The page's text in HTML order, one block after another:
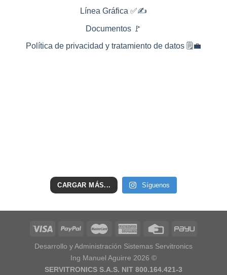
Línea Gráfica ✅✍️
Documentos 🚩
Política de privacidad y tratamiento de datos 🗒️💼
CARGAR MÁS... Síguenos
Desarrollo y Administración Sistemas Servitronics
Ing Manuel Aguirre 2026 ©
SERVITRONICS S.A.S. NIT 800.164.421-3